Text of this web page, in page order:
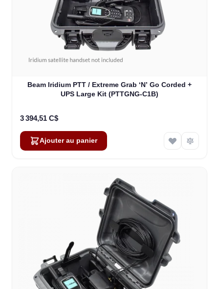
Beam Iridium PTT / Extreme Grab ‘N’ Go Corded +
UPS Large Kit (PTTGNG-C1B)
3 394,51 C$
Ajouter au panier